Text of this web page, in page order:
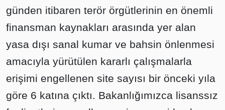
günden itibaren terör örgütlerinin en önemli
finansman kaynakları arasında yer alan
yasa dışı sanal kumar ve bahsin önlenmesi
amacıyla yürütülen kararlı çalışmalarla
erişimi engellenen site sayısı bir önceki yıla
göre 6 katına çıktı. Bakanlığımızca lisanssız